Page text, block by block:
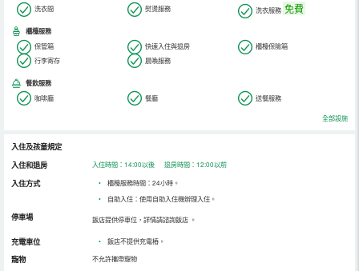
洗衣間 熨燙服務 洗衣服務 免費
櫃檯服務
保管箱 快速入住與退房
櫃檯保險箱
行李寄存
晨喚服務
餐飲服務
咖啡廳 餐廳 送餐服務
全部設施
入住及孩童規定
入住和退房
入住時間：14:00以後 退房時間：12:00以前
入住方式 •
櫃檯服務時間：24小時。
•
自助入住：使用自助入住機辦理入住。
停車場 飯店提供停車位，詳情請諮詢飯店 。
充電車位 • 飯店不提供充電樁。
寵物 不允許攜帶寵物